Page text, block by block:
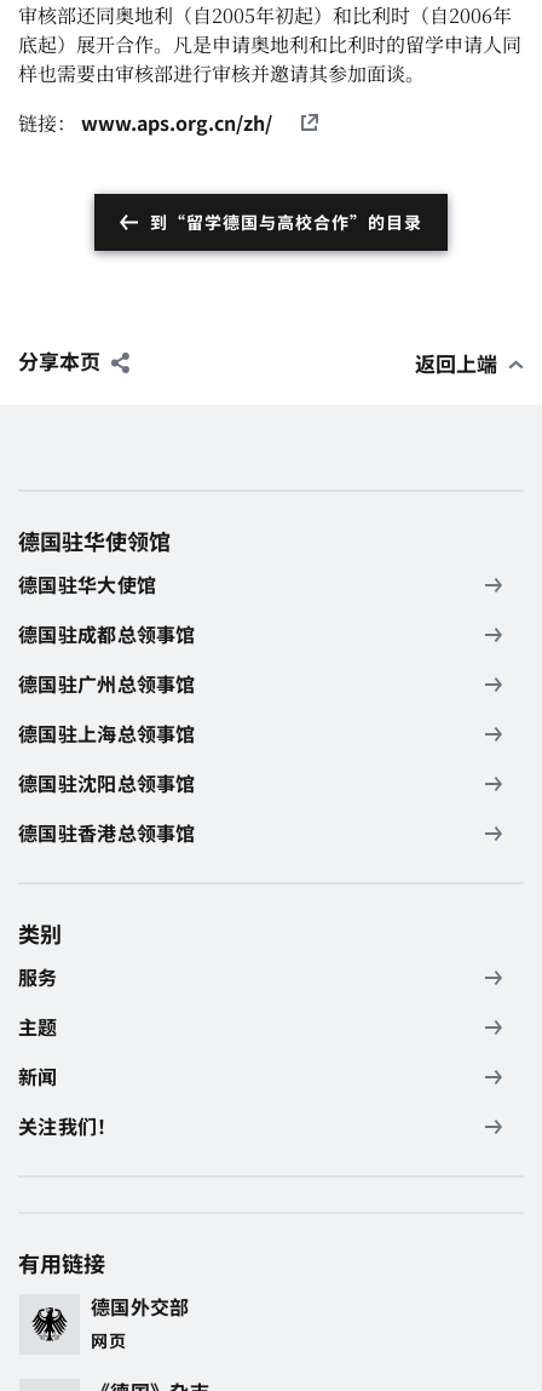
审核部还同奥地利（自2005年初起）和比利时（自2006年
底起）展开合作。凡是申请奥地利和比利时的留学申请人同
样也需要由审核部进行审核并邀请其参加面谈。
链接： www.aps.org.cn/zh/
到“留学德国与高校合作”的目录
分享本页 返回上端
德国驻华使领馆
德国驻华大使馆
德国驻成都总领事馆
德国驻广州总领事馆
德国驻上海总领事馆
德国驻沈阳总领事馆
德国驻香港总领事馆
类别
服务
主题
新闻
关注我们！
有用链接
德国外交部
网页